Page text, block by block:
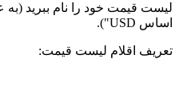
لیست قیمت خود را نام ببرید
اساس USD").
تعریف اقلام لیست قیمت: